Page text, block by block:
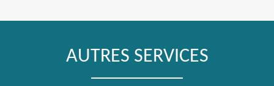
AUTRES SERVICES